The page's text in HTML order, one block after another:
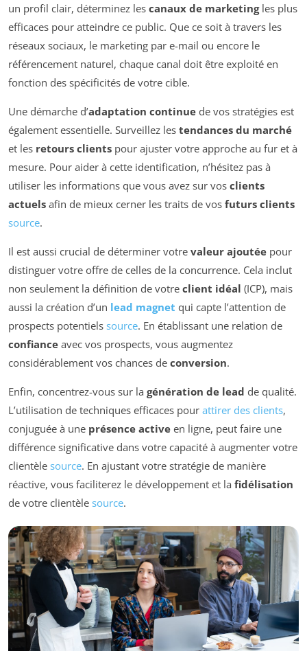
un profil clair, déterminez les canaux de marketingles plus
efficaces pour atteindre ce public. Que ce soit à travers les
réseaux sociaux, le marketing par e-mail ou encore le
référencement naturel, chaque canal doit être exploité en
fonction des spécificités de votre cible.
Une démarche d’adaptation continue de vos stratégies est
également essentielle. Surveillez les tendances du marché
et les retours clients pour ajuster votre approche au fur et à
mesure. Pour aider à cette identification, n’hésitez pas à
utiliser les informations que vous avez sur vos clients
actuels afin de mieux cerner les traits de vos futurs clients
source.
Il est aussi crucial de déterminer votre valeur ajoutée pour
distinguer votre offre de celles de la concurrence. Cela inclut
non seulement la définition de votre client idéal (ICP), mais
aussi la création d’un lead magnet qui capte l’attention de
prospects potentiels source. En établissant une relation de
confiance avec vos prospects, vous augmentez
considérablement vos chances de conversion.
Enfin, concentrez-vous sur la génération de lead de qualité.
L’utilisation de techniques efficaces pour attirer des clients,
conjuguée à une présence active en ligne, peut faire une
différence significative dans votre capacité à augmenter votre
clientèle source. En ajustant votre stratégie de manière
réactive, vous faciliterez le développement et la fidélisation
de votre clientèle source.